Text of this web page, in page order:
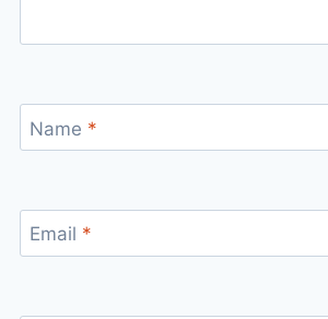
Name *
Email *